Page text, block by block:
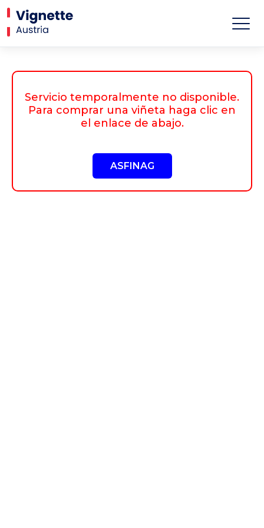
Servicio temporalmente no disponible.
Para comprar una viñeta haga clic en
el enlace de abajo.
ASFINAG